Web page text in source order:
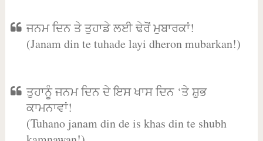
ਜਨਮ ਦਿਨ ਤੇ ਤੁਹਾਡੇ ਲਈ ਢੇਰੋਂ ਮੁਬਾਰਕਾਂ!
(Janam din te tuhade layi dheron mubarkan!)
ਤੁਹਾਨੂੰ ਜਨਮ ਦਿਨ ਦੇ ਇਸ ਖਾਸ ਦਿਨ ‘ਤੇ ਸ਼ੁਭ
ਕਾਮਨਾਵਾਂ!
(Tuhano janam din de is khas din te shubh